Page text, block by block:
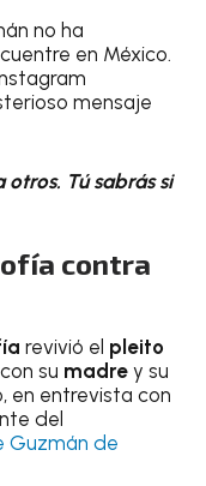
no ha
en México.
mensaje
Tú sabrás si
contra
revivió el pleito
su madrey su
en entrevista con
del
Guzmán de